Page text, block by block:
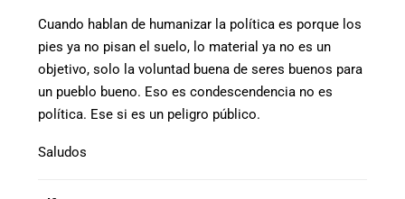
Cuando hablan de humanizar la política es porque los
pies ya no pisan el suelo, lo material ya no es un
objetivo, solo la voluntad buena de seres buenos para
un pueblo bueno. Eso es condescendencia no es
política. Ese si es un peligro público.
Saludos